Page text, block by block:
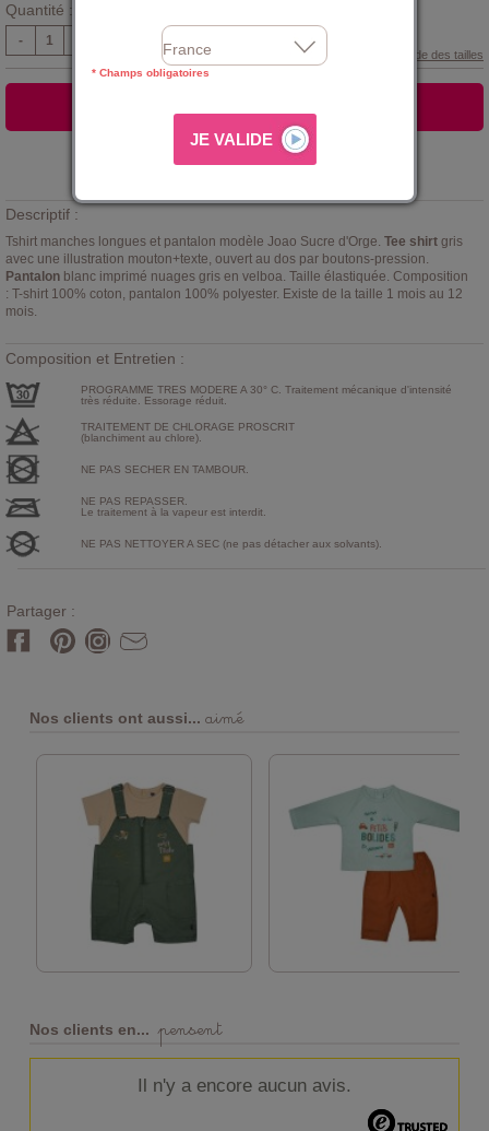
Quantité :
-
Guide des tailles
LISTE D'ENVIES
Descriptif :
Tshirt manches longues et pantalon modèle Joao Sucre d'Orge. Tee shirt gris
avec une illustration mouton+texte, ouvert au dos par boutons-pression.
Pantalon blanc imprimé nuages gris en velboa. Taille élastiquée. Composition
: T-shirt 100% coton, pantalon 100% polyester. Existe de la taille 1 mois au 12
mois.
Composition et Entretien :
PROGRAMME TRES MODERE A 30° C. Traitement mécanique d'intensité
très réduite. Essorage réduit.
TRAITEMENT DE CHLORAGE PROSCRIT
(blanchiment au chlore).
NE PAS SECHER EN TAMBOUR.
NE PAS REPASSER.
Le traitement à la vapeur est interdit.
NE PAS NETTOYER A SEC (ne pas détacher aux solvants).
Partager :
Nos clients ont aussi... aimé
Nos clients en... pensent
Il n'y a encore aucun avis.
* Champs obligatoires